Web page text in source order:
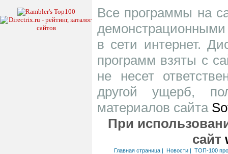
Все программы на
в сети интернет.
программ взяты с
не несет
другой ущерб,
материалов сайта
При
сайт
Главная страница| Новости| ТОП-100